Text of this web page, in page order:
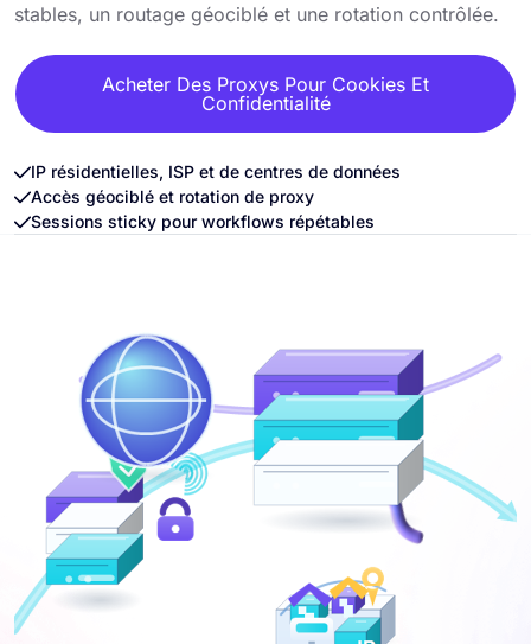
stables, un routage géociblé et une rotation contrôlée.
Acheter Des Proxys Pour Cookies Et
Confidentialité
IP résidentielles, ISP et de centres de données
Accès géociblé et rotation de proxy
Sessions sticky pour workflows répétables